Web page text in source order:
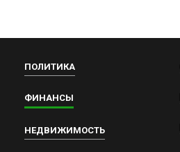
ПОЛИТИКА
ФИНАНСЫ
НЕДВИЖИМОСТЬ